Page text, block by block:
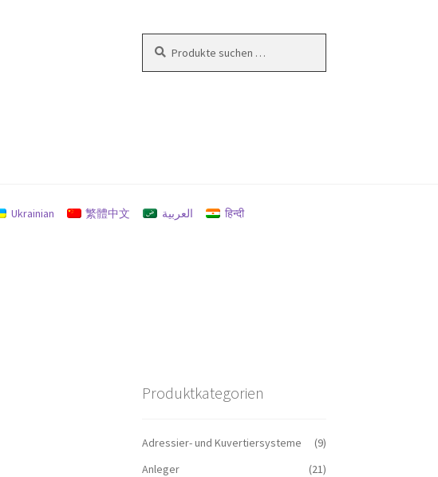
nach:
Ukrainian 繁體中文 العربية
हिन्दी
Produktkategorien
Adressier- und Kuvertiersysteme
(9)
Anleger
(21)